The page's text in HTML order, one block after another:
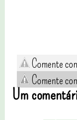
Comente
Comente
Um